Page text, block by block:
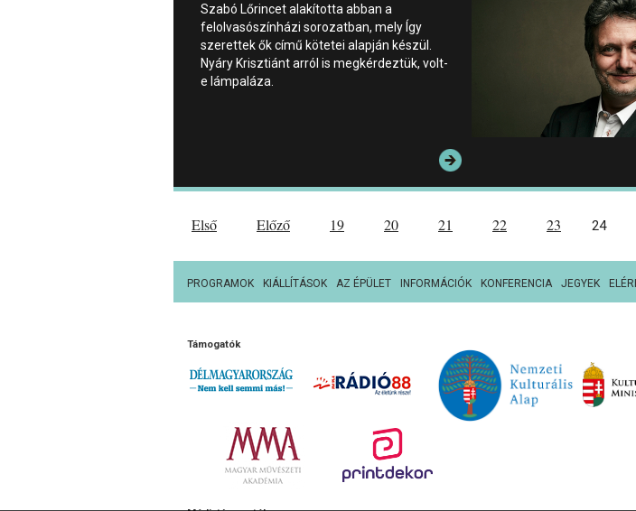
Szabó Lőrincet alakította abban a
felolvasószínházi sorozatban, mely Így
szerettek ők című kötetei alapján készül.
Nyáry Krisztiánt arról is megkérdeztük, volt-
e lámpaláza.
Első Előző 19 20 21 22 23 24
PROGRAMOK KIÁLLÍTÁSOK AZ ÉPÜLET INFORMÁCIÓK KONFERENCIA JEGYEK
Támogatók